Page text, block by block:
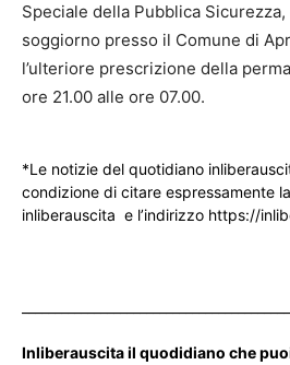
Speciale della Pubblica Sicurezza,
soggiorno presso il Comune di
l’ulteriore prescrizione della
ore 21.00 alle ore 07.00.
*Le notizie del quotidiano
condizione di citare espressamente
inliberauscita e l’indirizzo https://
Inliberauscita il quodidiano che